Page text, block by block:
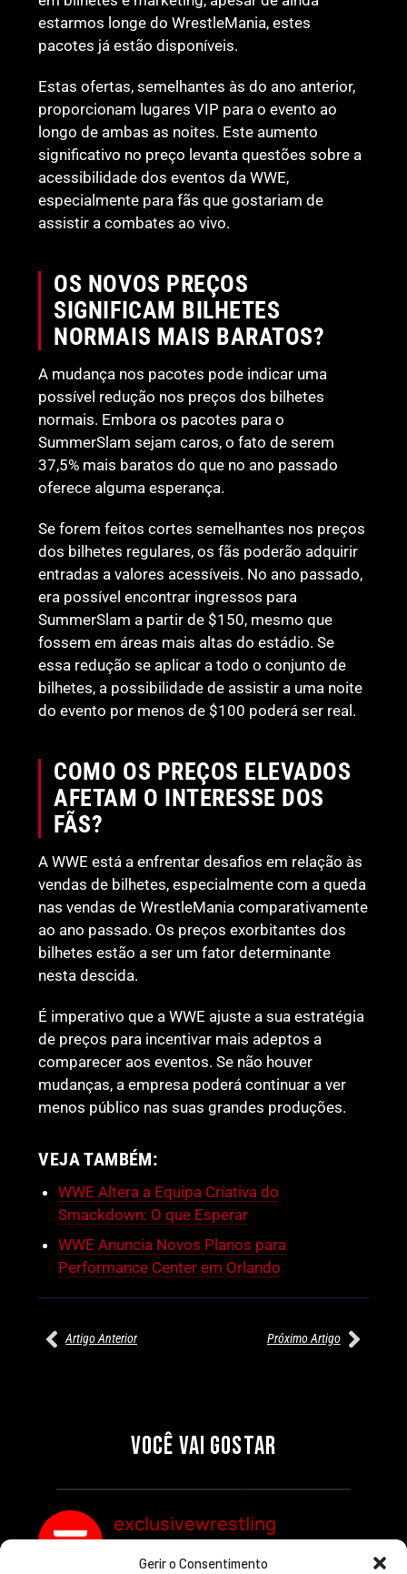
Gerir o Consentimento
estarmos longe do WrestleMania, estes
pacotes já estão disponíveis.
Estas ofertas, semelhantes às do ano anterior,
proporcionam lugares VIP para o evento ao
longo de ambas as noites. Este aumento
significativo no preço levanta questões sobre a
acessibilidade dos eventos da WWE,
especialmente para fãs que gostariam de
assistir a combates ao vivo.
OS NOVOS PREÇOS
SIGNIFICAM BILHETES
NORMAIS MAIS BARATOS?
A mudança nos pacotes pode indicar uma
possível redução nos preços dos bilhetes
normais. Embora os pacotes para o
SummerSlam sejam caros, o fato de serem
37,5% mais baratos do que no ano passado
oferece alguma esperança.
Se forem feitos cortes semelhantes nos preços
dos bilhetes regulares, os fãs poderão adquirir
entradas a valores acessíveis. No ano passado,
era possível encontrar ingressos para
SummerSlam a partir de $150, mesmo que
fossem em áreas mais altas do estádio. Se
essa redução se aplicar a todo o conjunto de
bilhetes, a possibilidade de assistir a uma noite
do evento por menos de $100 poderá ser real.
COMO OS PREÇOS ELEVADOS
AFETAM O INTERESSE DOS
FÃS?
A WWE está a enfrentar desafios em relação às
vendas de bilhetes, especialmente com a queda
nas vendas de WrestleMania comparativamente
ao ano passado. Os preços exorbitantes dos
bilhetes estão a ser um fator determinante
nesta descida.
É imperativo que a WWE ajuste a sua estratégia
de preços para incentivar mais adeptos a
comparecer aos eventos. Se não houver
mudanças, a empresa poderá continuar a ver
menos público nas suas grandes produções.
VEJA TAMBÉM:
WWE Altera a Equipa Criativa do
Smackdown: O que Esperar
WWE Anuncia Novos Planos para
Performance Center em Orlando
Artigo Anterior Próximo Artigo
VOCÊ VAI GOSTAR
SEGMENTOS A NÃO PERDER
Por exclusivewrestling
MUNDIAL FEMININO NA AEW
REDEMPTION
Por exclusivewrestling
exclusivewrestling
Ver mais Artigos